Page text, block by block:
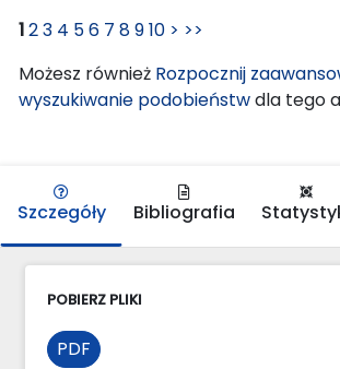
123 4 56 7 8910 > >>
Możesz również Rozpocznij
wyszukiwanie podobieństwdla tego
Szczegóły Bibliografia
POBIERZ PLIKI
PDF